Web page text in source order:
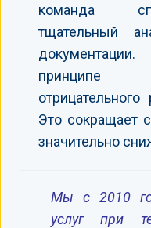
команда
тщательный
принципе
отрицательного
Это сокращает
значительно
Мы с 2010
услуг при